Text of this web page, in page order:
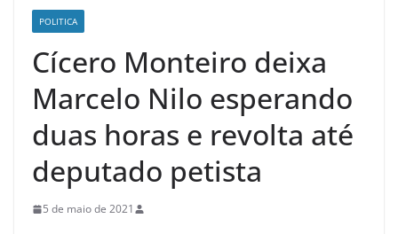
POLITICA
Cícero Monteiro deixa
Marcelo Nilo esperando
duas horas e revolta até
deputado petista
5 de maio de 2021